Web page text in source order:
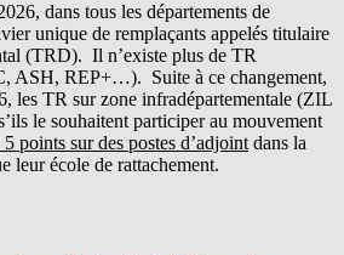
dans tous les départements de
unique de remplaçants appelés titulaire
(TRD). Il n’existe plus de TR
ASH, REP+…). Suite à ce changement,
les TR sur zone infradépartementale (ZIL
le souhaitent participer au mouvement
points sur des postes d’adjoint dans la
leur école de rattachement.